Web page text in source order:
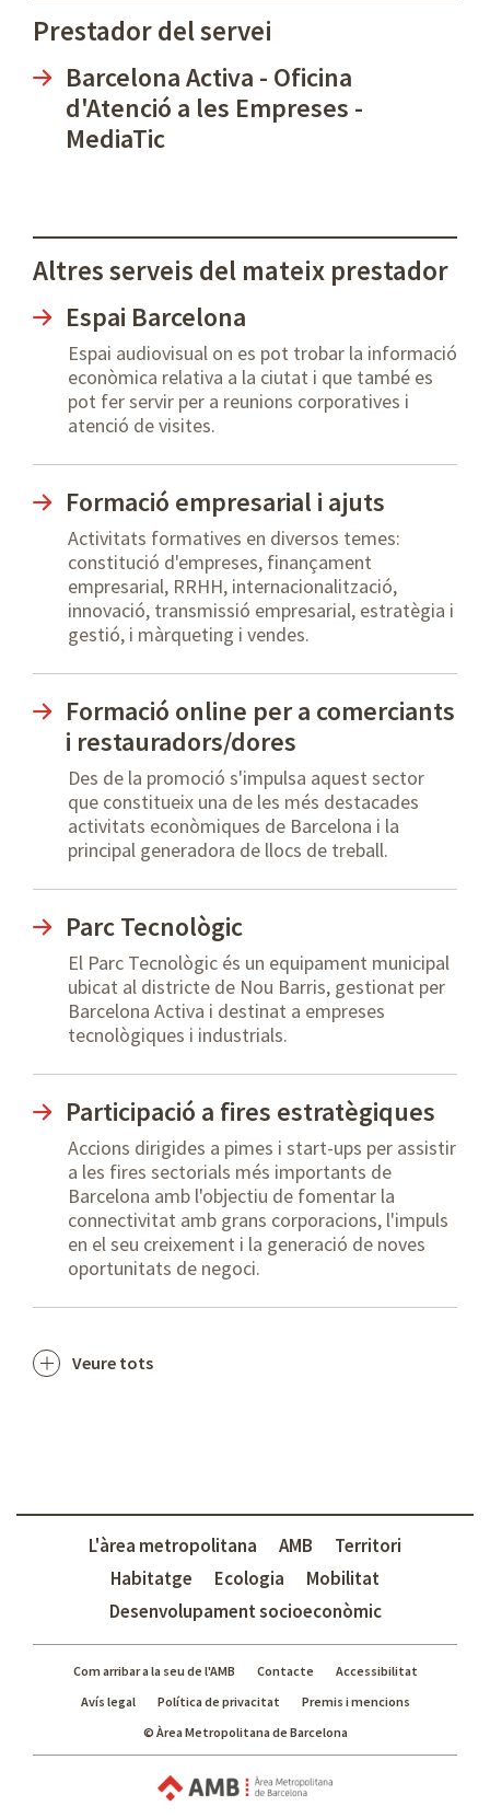
Prestador del servei
Barcelona Activa - Oficina
d'Atenció a les Empreses -
MediaTic
Altres serveis del mateix prestador
Espai Barcelona
Espai audiovisual on es pot trobar la informació
econòmica relativa a la ciutat i que també es
pot fer servir per a reunions corporatives i
atenció de visites.
Formació empresarial i ajuts
Activitats formatives en diversos temes:
constitució d'empreses, finançament
empresarial, RRHH, internacionalització,
innovació, transmissió empresarial, estratègia i
gestió, i màrqueting i vendes.
Formació online per a comerciants
i restauradors/dores
Des de la promoció s'impulsa aquest sector
que constitueix una de les més destacades
activitats econòmiques de Barcelona i la
principal generadora de llocs de treball.
Parc Tecnològic
El Parc Tecnològic és un equipament municipal
ubicat al districte de Nou Barris, gestionat per
Barcelona Activa i destinat a empreses
tecnològiques i industrials.
Participació a fires estratègiques
Accions dirigides a pimes i start-ups per assistir
a les fires sectorials més importants de
Barcelona amb l'objectiu de fomentar la
connectivitat amb grans corporacions, l'impuls
en el seu creixement i la generació de noves
oportunitats de negoci.
Veure tots
L'àrea metropolitana AMB
Territori
Habitatge
Ecologia
Mobilitat
Desenvolupament socioeconòmic
Com arribar a la seu de l'AMB Contacte
Accessibilitat
Avís legal
Política de privacitat
Premis i mencions
© Àrea Metropolitana de Barcelona